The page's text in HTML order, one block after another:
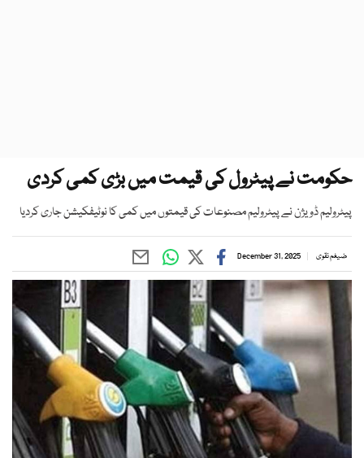
حکومت نے پیٹرول کی قیمت میں بڑی کمی کردی
پیٹرولیم ڈویژن نے پیٹرولیم مصنوعات کی قیمتوں میں کمی کا نوٹیفکیشن جاری کردیا
ضیغم نقوی December 31, 2025